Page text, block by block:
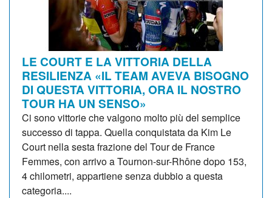
LE COURT E LA VITTORIA DELLA
RESILIENZA «IL TEAM AVEVA BISOGNO
DI QUESTA VITTORIA, ORA IL NOSTRO
TOUR HA UN SENSO»
Ci sono vittorie che valgono molto più del semplice
successo di tappa. Quella conquistata da Kim Le
Court nella sesta frazione del Tour de France
Femmes, con arrivo a Tournon-sur-Rhône dopo 153,
4 chilometri, appartiene senza dubbio a questa
categoria....